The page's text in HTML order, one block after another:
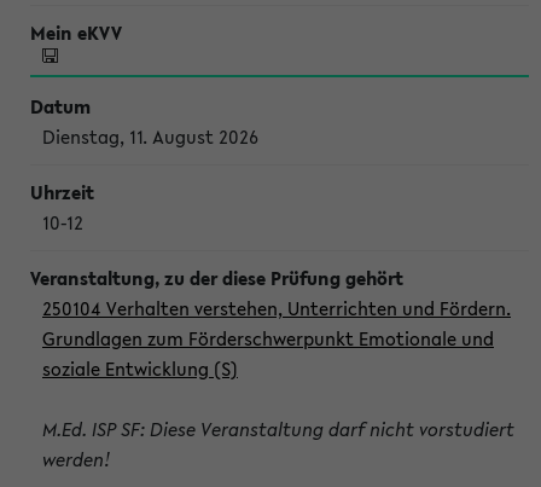
Dienstag, 11. August 2026
10-12
250104 Verhalten verstehen, Unterrichten und Fördern.
Grundlagen zum Förderschwerpunkt Emotionale und
soziale Entwicklung (S)
M.Ed. ISP SF: Diese Veranstaltung darf nicht vorstudiert
werden!